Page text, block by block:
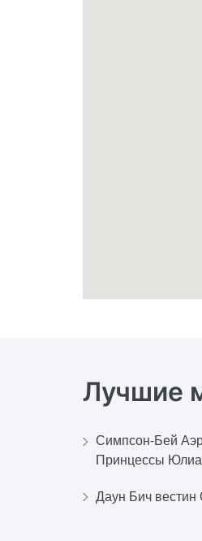
Лучшие
Симпсон-Бей
Принцессы
Даун Бич вестин